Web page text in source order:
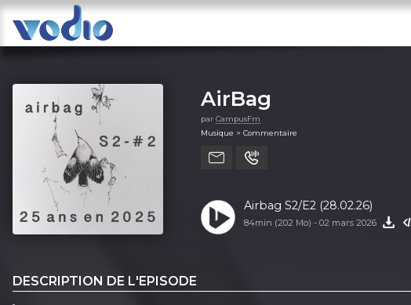
AirBag
par CampusFm
Musique > Commentaire
Airbag S2/E2 (28.02.26)
84min (202 Mo) - 02 mars 2026
DESCRIPTION DE L'EPISODE